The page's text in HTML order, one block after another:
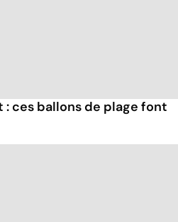
ces ballons de plage font